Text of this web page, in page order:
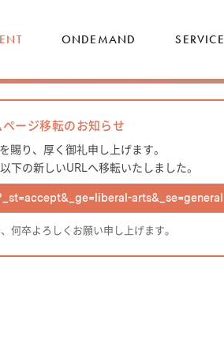
ONDEMAND SERVICE
ページ移転のお知らせ
賜り、厚く御礼申し上げます。
下の新しいURLへ移転いたしました。
arts&_se=general
何卒よろしくお願い申し上げます。